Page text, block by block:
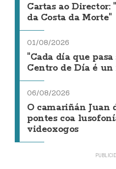
Cartas ao Director:
da Costa da Morte"
01/08/2026
"Cada día que
Centro de Día é
06/08/2026
O camariñán
pontes coa
videoxogos